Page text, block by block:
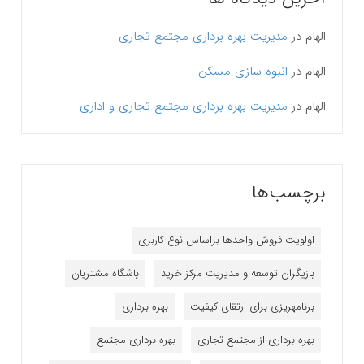
الهام در مدیریت بهره برداری مجتمع تجاری
الهام در انبوه سازی مسکن
الهام در مدیریت بهره برداری مجتمع تجاری و اداری
برچسب‌ها
اولویت فروش واحدها براساس نوع کاربری
بازیگران توسعه و مدیریت مرکز خرید
باشگاه مشتریان
برنامه‎ریزی برای ارتقای کیفیت
بهره برداری
بهره برداری از مجتمع تجاری
بهره برداری مجتمع